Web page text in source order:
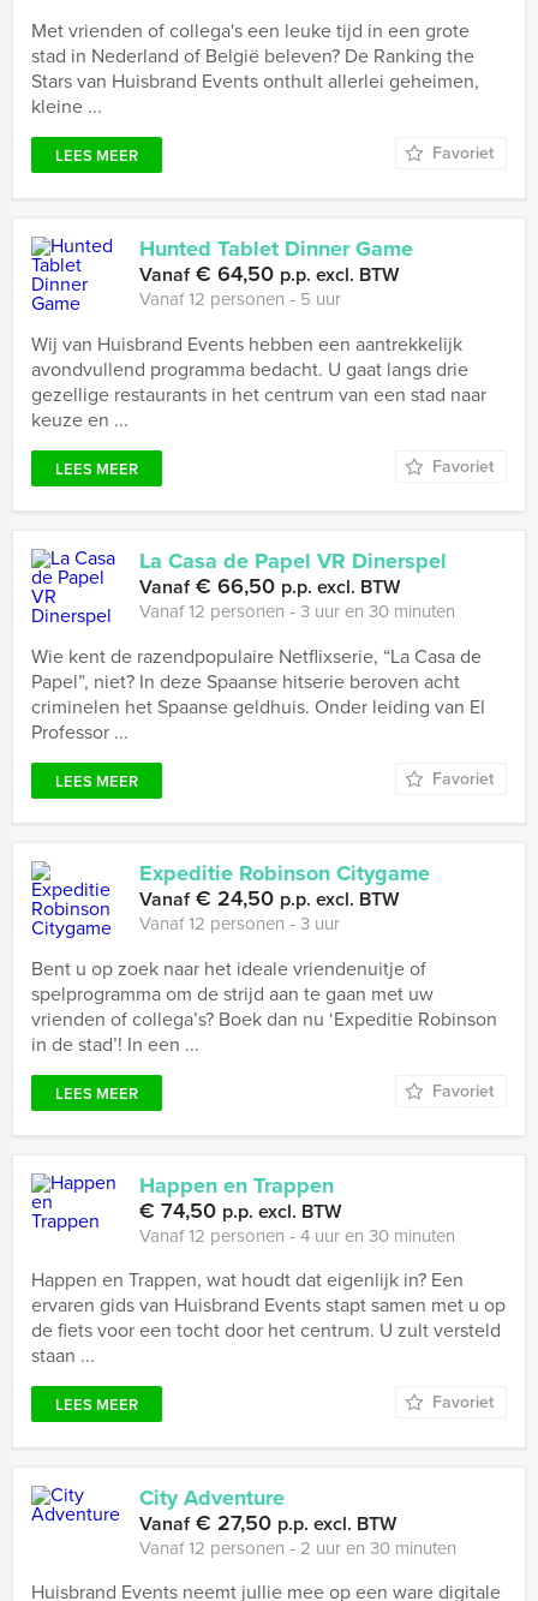
Met vrienden of collega's een leuke tijd in een grote
stad in Nederland of België beleven? De Ranking the
Stars van Huisbrand Events onthult allerlei geheimen,
kleine ...
LEES MEER Favoriet
Hunted Tablet Dinner Game
Vanaf€ 64,50 p.p. excl. BTW
Vanaf 12 personen ‐ 5 uur
Wij van Huisbrand Events hebben een aantrekkelijk
avondvullend programma bedacht. U gaat langs drie
gezellige restaurants in het centrum van een stad naar
keuze en ...
LEES MEER Favoriet
La Casa de Papel VR Dinerspel
Vanaf€ 66,50 p.p. excl. BTW
Vanaf 12 personen ‐ 3 uur en 30 minuten
Wie kent de razendpopulaire Netflixserie, “La Casa de
Papel”, niet? In deze Spaanse hitserie beroven acht
criminelen het Spaanse geldhuis. Onder leiding van El
Professor ...
LEES MEER Favoriet
Expeditie Robinson Citygame
Vanaf€ 24,50 p.p. excl. BTW
Vanaf 12 personen ‐ 3 uur
Bent u op zoek naar het ideale vriendenuitje of
spelprogramma om de strijd aan te gaan met uw
vrienden of collega’s? Boek dan nu ‘Expeditie Robinson
in de stad’! In een ...
LEES MEER Favoriet
Happen en Trappen
€ 74,50 p.p. excl. BTW
Vanaf 12 personen ‐ 4 uur en 30 minuten
Happen en Trappen, wat houdt dat eigenlijk in? Een
ervaren gids van Huisbrand Events stapt samen met u op
de fiets voor een tocht door het centrum. U zult versteld
staan ...
LEES MEER Favoriet
City Adventure
Vanaf€ 27,50 p.p. excl. BTW
Vanaf 12 personen ‐ 2 uur en 30 minuten
Huisbrand Events neemt jullie mee op een ware digitale